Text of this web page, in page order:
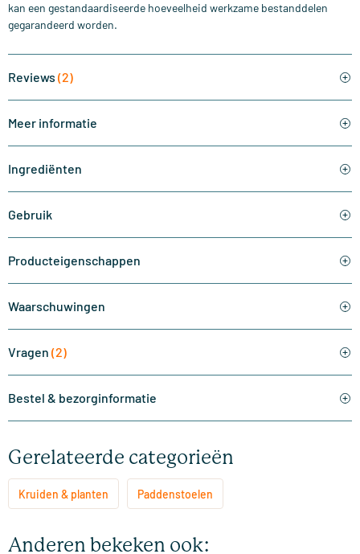
kan een gestandaardiseerde hoeveelheid werkzame bestanddelen
gegarandeerd worden.
Reviews (2)
Meer informatie
Ingrediënten
Gebruik
Producteigenschappen
Waarschuwingen
Vragen (2)
Bestel & bezorginformatie
Gerelateerde categorieën
Kruiden & planten Paddenstoelen
Anderen bekeken ook: